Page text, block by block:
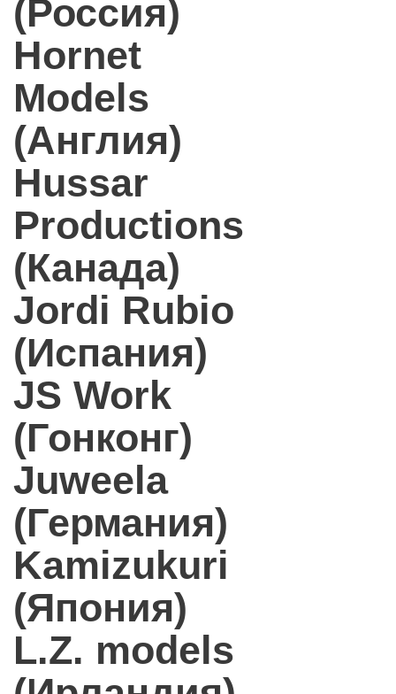
(Россия)
Hornet
Models
(Англия)
Hussar
Productions
(Канада)
Jordi Rubio
(Испания)
JS Work
(Гонконг)
Juweela
(Германия)
Kamizukuri
(Япония)
L.Z. models